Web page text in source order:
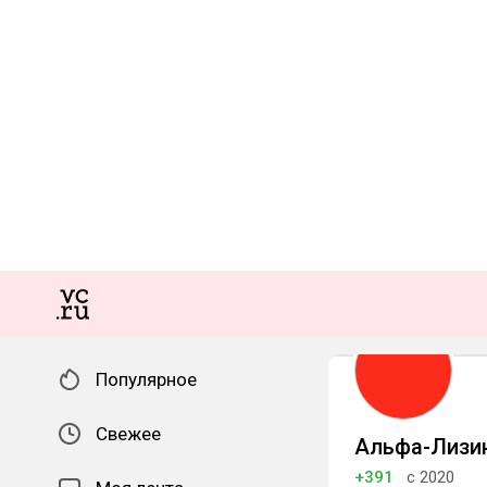
Популярное
Свежее Альфа-
+391 с 2020